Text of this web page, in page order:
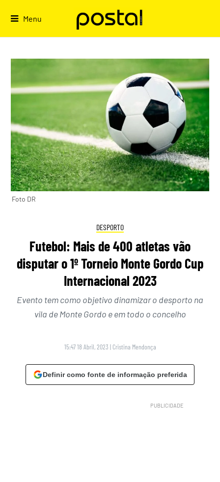
Menu
Foto DR
DESPORTO
Futebol: Mais de 400 atletas vão
disputar o 1º Torneio Monte Gordo Cup
Internacional 2023
Evento tem como objetivo dinamizar o desporto na
vila de Monte Gordo e em todo o concelho
15:47 18 Abril, 2023 | Cristina Mendonça
Definir como fonte de informação preferida